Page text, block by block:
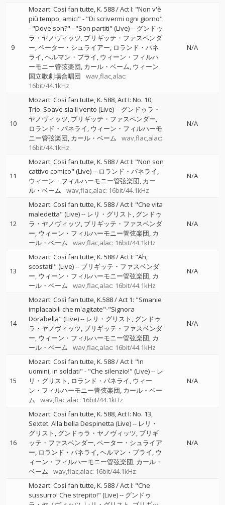
9
Mozart: Così fan tutte, K. 588 / Act I: "Non v'è
più tempo, amici" - "Di scrivermi ogni giorno"
- "Dove son?" - "Son partiti" (Live)-- グンドゥ
ラ・ヤノヴィッツ ブリギッテ・ファスベンダ
ー ペーター・シュライアー ロランド・パネ
ライ ヘルマン・プライ ウィーン・フィルハ
ーモニー管弦楽団 カール・ベーム ウィーン
国立歌劇場合唱団
wav,flac,alac:
16bit/44.1kHz
N/A
10
Mozart: Così fan tutte, K. 588, Act I: No. 10,
Trio. Soave sia il vento (Live)-- グンドゥラ・
ヤノヴィッツ ブリギッテ・ファスベンダー
ロランド・パネライ ウィーン・フィルハーモ
ニー管弦楽団 カール・ベーム
wav,flac,alac:
16bit/44.1kHz
N/A
11
Mozart: Così fan tutte, K. 588 / Act I: "Non son
cattivo comico" (Live)-- ロランド・パネライ
ウィーン・フィルハーモニー管弦楽団 カー
ル・ベーム
wav,flac,alac: 16bit/44.1kHz
N/A
12
Mozart: Così fan tutte, K. 588 / Act I: "Che vita
maledetta" (Live)-- レリ・グリスト グンドゥ
ラ・ヤノヴィッツ ブリギッテ・ファスベンダ
ー ウィーン・フィルハーモニー管弦楽団 カ
ール・ベーム
wav,flac,alac: 16bit/44.1kHz
N/A
13
Mozart: Così fan tutte, K. 588 / Act I: "Ah,
scostati!" (Live)-- ブリギッテ・ファスベンダ
ー ウィーン・フィルハーモニー管弦楽団 カ
ール・ベーム
wav,flac,alac: 16bit/44.1kHz
N/A
14
Mozart: Così fan tutte, K.588 / Act 1: "Smanie
implacabili che m'agitate"-"Signora
Dorabella" (Live)-- レリ・グリスト グンドゥ
ラ・ヤノヴィッツ ブリギッテ・ファスベンダ
ー ウィーン・フィルハーモニー管弦楽団 カ
ール・ベーム
wav,flac,alac: 16bit/44.1kHz
N/A
15
Mozart: Così fan tutte, K. 588 / Act I: "In
uomini, in soldati" - "Che silenzio!" (Live)-- レ
リ・グリスト
ロランド・パネライ ウィー
ン・フィルハーモニー管弦楽団 カール・ベー
ム
wav,flac,alac: 16bit/44.1kHz
N/A
16
Mozart: Così fan tutte, K. 588, Act I: No. 13,
Sextet. Alla bella Despinetta (Live)-- レリ・
グリスト グンドゥラ・ヤノヴィッツ ブリギ
ッテ・ファスベンダー ペーター・シュライア
ー ロランド・パネライ ヘルマン・プライ ウ
ィーン・フィルハーモニー管弦楽団 カール・
ベーム
wav,flac,alac: 16bit/44.1kHz
N/A
Mozart: Così fan tutte, K. 588 / Act I: "Che
sussurro! Che strepito!" (Live)-- グンドゥ